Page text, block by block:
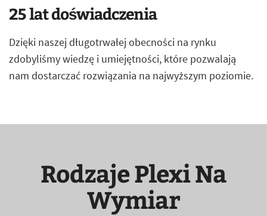
25 lat doświadczenia
Dzięki naszej długotrwałej obecności na rynku
zdobyliśmy wiedzę i umiejętności, które pozwalają
nam dostarczać rozwiązania na najwyższym poziomie.
Rodzaje Plexi Na
Wymiar